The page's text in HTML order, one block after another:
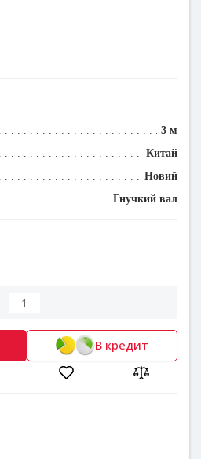
3 м
Китай
Новий
Гнучкий вал
В кредит